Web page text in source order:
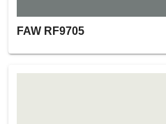
FAW RF9705